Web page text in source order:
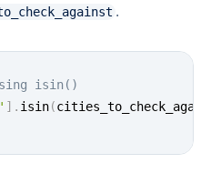
.
isin()
] . isin(